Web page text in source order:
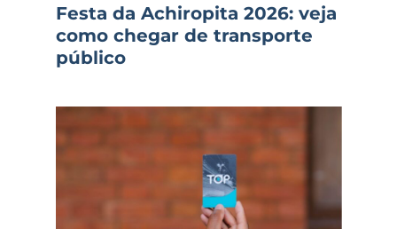
Festa da Achiropita 2026: veja
como chegar de transporte
público